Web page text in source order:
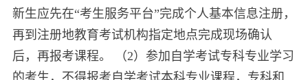
新生应先在“考生服务平台”完成个人基本信息注册，
再到注册地教育考试机构指定地点完成现场确认
后，再报考课程。 （2）参加自学考试专科专业学习
的考生，不得报考自学考试本科专业课程，专科和